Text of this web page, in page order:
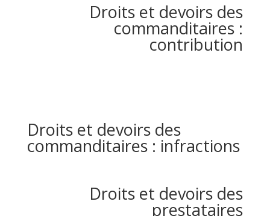
Droits et devoirs des
commanditaires :
contribution
Droits et devoirs des
commanditaires : infractions
Droits et devoirs des
prestataires